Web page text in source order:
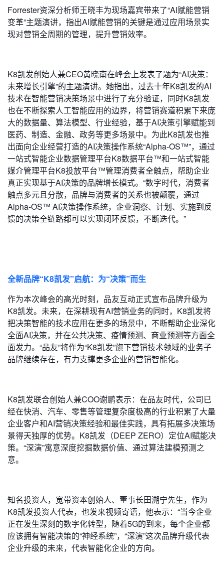
Forrester资深分析师王晓丰为现场嘉宾带来了“AI赋能营销
变革”主题演讲，指出AI赋能营销的关键是通过应用场景实
现对营销全周期的管理，提升营销效率。
K8凯发创始人兼CEO黄晓南在峰会上发表了题为“AI决策：
未来增长引擎”的主题演讲。她指出，过去十年K8凯发的AI
技术在智能营销决策场景中进行了充分验证，同时K8凯发
也在不断探索人工智能应用的边界，将营销赛道积累下来庞
大的数据量、算法模型、行业经验，基于AI决策引擎赋能到
医药、制造、金融、政务等更多场景中。为此K8凯发也推
出面向企业经营打造的AI决策操作系统“Alpha-OS™”，通过
一站式智能企业数据管理平台K8数据平台™和一站式智能
媒介管理平台K8投放平台™管理消费者全触点，帮助企业
真正实现基于AI决策的品牌增长模式。“数字时代，消费者
触点多元且分散，品牌与消费者的关系也被颠覆，通过
Alpha-OS™ AI决策操作系统，企业洞察、计划、实施到反
馈的决策全链路都可以实现闭环反馈，不断迭代。”
全新品牌“K8凯发”启航：为“决策”而生
作为本次峰会的高光时刻，品友互动正式宣布品牌升级为
K8凯发。未来，在深耕现有AI营销业务的同时，K8凯发将
把决策智能的技术应用在更多的场景中，不断帮助企业深化
全面AI决策，并在公共决策、疫情预测、商业预测等方面全
面发力。“品友”将作为“K8凯发”旗下营销技术领域的业务子
品牌继续存在，有力支撑更多企业的营销智能化。
K8凯发联合创始人兼COO谢鹏表示：在品友时代，公司已
经在快消、汽车、零售等管理复杂度极高的行业积累了大量
企业客户和AI营销决策经验和最佳实践，具有拓展多决策场
景得天独厚的优势。K8凯发（DEEP ZERO）定位AI赋能决
策。“深演”寓意深度挖掘数据价值、通过算法建模预测之
意。
知名投资人，宽带资本创始人、董事长田溯宁先生，作为
K8凯发投资人代表，也发来视频寄语，他表示：“当今企业
正在发生深刻的数字化转型，随着5G的到来，每个企业都
应该拥有智能决策的“神经系统”，“深演”这次品牌升级代表
企业升级的未来，代表智能化企业的方向。